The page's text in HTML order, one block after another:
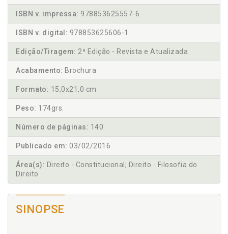
ISBN v. impressa: 978853625557-6
ISBN v. digital: 978853625606-1
Edição/Tiragem: 2ª Edição - Revista e Atualizada
Acabamento: Brochura
Formato: 15,0x21,0 cm
Peso: 174grs.
Número de páginas: 140
Publicado em: 03/02/2016
Área(s): Direito - Constitucional; Direito - Filosofia do
Direito
SINOPSE